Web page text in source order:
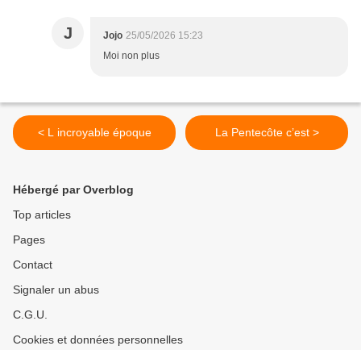
J Jojo 25/05/2026 15:23
Moi non plus
< L incroyable époque La Pentecôte c’est >
Hébergé par Overblog
Top articles
Pages
Contact
Signaler un abus
C.G.U.
Cookies et données personnelles